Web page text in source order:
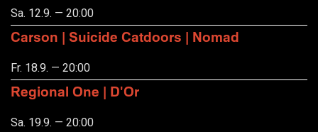
Sa. 12.9. — 20:00
Carson | Suicide Catdoors | Nomad
Fr. 18.9. — 20:00
Regional One | D'Or
Sa. 19.9. — 20:00